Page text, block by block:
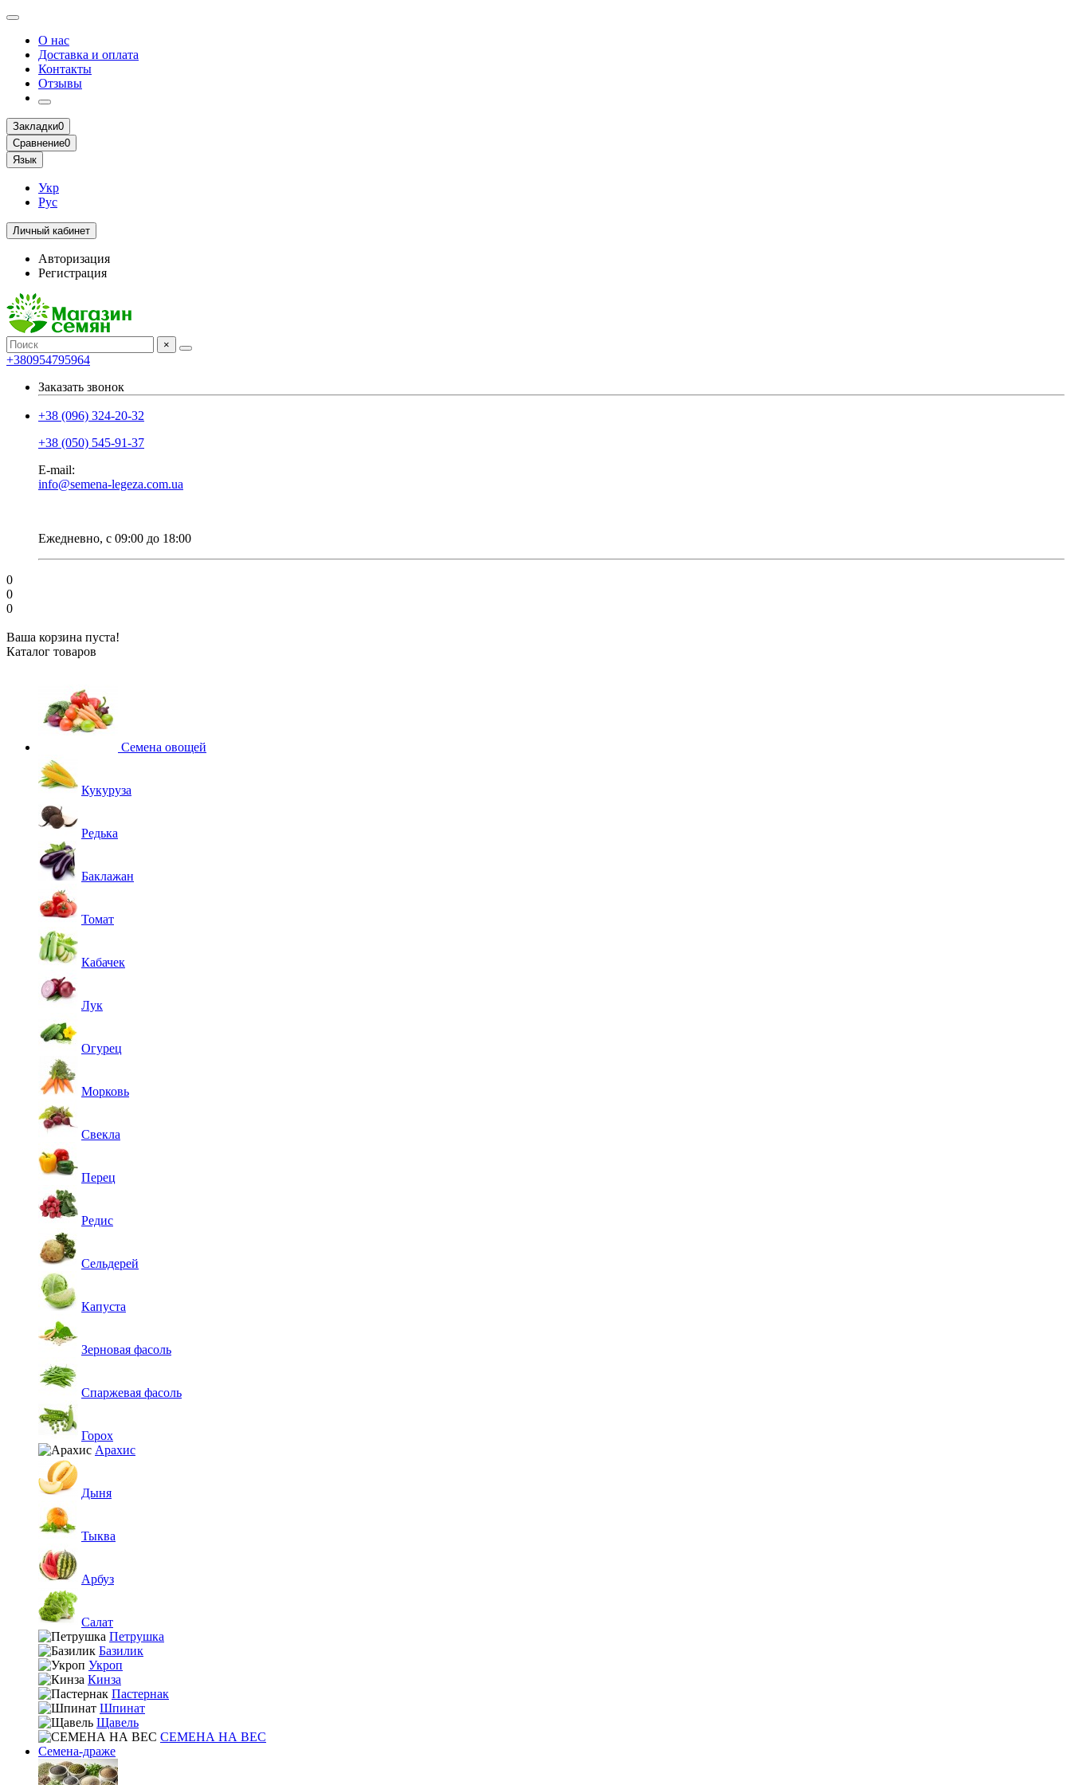
О нас
Доставка и оплата
Контакты
Отзывы
Закладки0
Сравнение0
Язык
Укр
Рус
Личный кабинет
Авторизация
Регистрация
×
+380954795964
Заказать звонок
+38 (096) 324-20-32
+38 (050) 545-91-37
E-mail:
info@semena-legeza.com.ua
Ежедневно, с 09:00 до 18:00
0
0
0
Ваша корзина пуста!
Каталог товаров
Семена овощей
Кукуруза
Редька
Баклажан
Томат
Кабачек
Лук
Огурец
Морковь
Свекла
Перец
Редис
Сельдерей
Капуста
Зерновая фасоль
Спаржевая фасоль
Горох
Арахис
Дыня
Тыква
Арбуз
Салат
Петрушка
Базилик
Укроп
Кинза
Пастернак
Шпинат
Щавель
СЕМЕНА НА ВЕС
Семена-драже